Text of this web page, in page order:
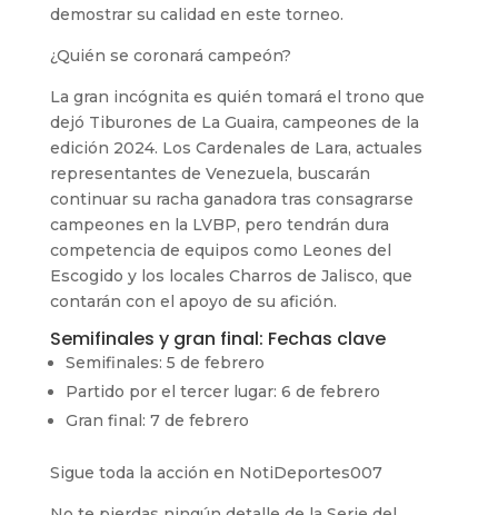
demostrar su calidad en este torneo.
¿Quién se coronará campeón?
La gran incógnita es quién tomará el trono que
dejó Tiburones de La Guaira, campeones de la
edición 2024. Los Cardenales de Lara, actuales
representantes de Venezuela, buscarán
continuar su racha ganadora tras consagrarse
campeones en la LVBP, pero tendrán dura
competencia de equipos como Leones del
Escogido y los locales Charros de Jalisco, que
contarán con el apoyo de su afición.
Semifinales y gran final: Fechas clave
Semifinales: 5 de febrero
Partido por el tercer lugar: 6 de febrero
Gran final: 7 de febrero
Sigue toda la acción en NotiDeportes007